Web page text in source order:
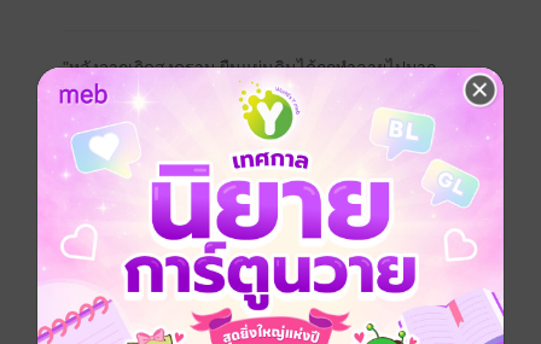
"หลังจากเกิดสงคราม ผืนแผ่นดินได้ถูกทำลายไปมาก
ทำให้เกิดเรื่องแปลกประหลาดอยู่บ่อยครั้ง ทุกครั้งที่เกิด
เรื่องก็จะทำให้โลกเกิดความเปลี่ยนแปลงไปด้วย
จนกระทั่งมีเหตุการณ์หนึ่งที่ทำให้โลกแห่งความเป็นจริง
และโลกแฟนตาซีมาบรรจบกัน พระเจ้าและอสูรใน
ตำนานที่เล่าขานมาได้ปรากฎตัวบนโลก ทำให้โลกได้
ดำเนินเข้าสู่ยุคใหม่"
หนังสือแปล แฟนตาซี กำลังภายใน พลังพิเศษ